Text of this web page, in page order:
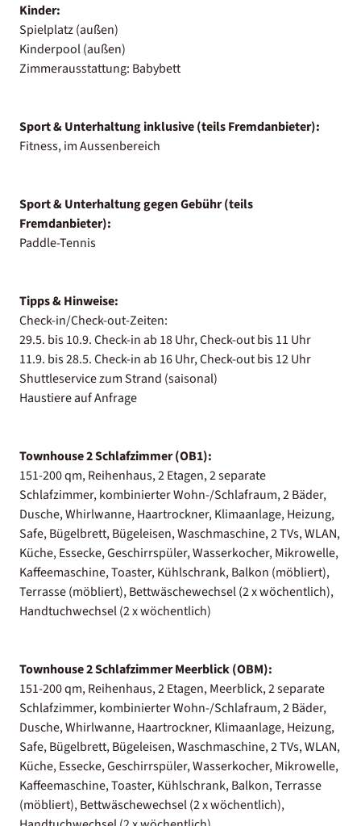
Kinder:
Spielplatz (außen)
Kinderpool (außen)
Zimmerausstattung: Babybett
Sport & Unterhaltung inklusive (teils Fremdanbieter):
Fitness, im Aussenbereich
Sport & Unterhaltung gegen Gebühr (teils
Fremdanbieter):
Paddle-Tennis
Tipps & Hinweise:
Check-in/Check-out-Zeiten:
29.5. bis 10.9. Check-in ab 18 Uhr, Check-out bis 11 Uhr
11.9. bis 28.5. Check-in ab 16 Uhr, Check-out bis 12 Uhr
Shuttleservice zum Strand (saisonal)
Haustiere auf Anfrage
Townhouse 2 Schlafzimmer (OB1):
151-200 qm, Reihenhaus, 2 Etagen, 2 separate
Schlafzimmer, kombinierter Wohn-/Schlafraum, 2 Bäder,
Dusche, Whirlwanne, Haartrockner, Klimaanlage, Heizung,
Safe, Bügelbrett, Bügeleisen, Waschmaschine, 2 TVs, WLAN,
Küche, Essecke, Geschirrspüler, Wasserkocher, Mikrowelle,
Kaffeemaschine, Toaster, Kühlschrank, Balkon (möbliert),
Terrasse (möbliert), Bettwäschewechsel (2 x wöchentlich),
Handtuchwechsel (2 x wöchentlich)
Townhouse 2 Schlafzimmer Meerblick (OBM):
151-200 qm, Reihenhaus, 2 Etagen, Meerblick, 2 separate
Schlafzimmer, kombinierter Wohn-/Schlafraum, 2 Bäder,
Dusche, Whirlwanne, Haartrockner, Klimaanlage, Heizung,
Safe, Bügelbrett, Bügeleisen, Waschmaschine, 2 TVs, WLAN,
Küche, Essecke, Geschirrspüler, Wasserkocher, Mikrowelle,
Kaffeemaschine, Toaster, Kühlschrank, Balkon, Terrasse
(möbliert), Bettwäschewechsel (2 x wöchentlich),